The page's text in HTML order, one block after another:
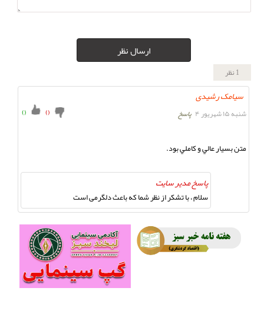
ارسال نظر
1 نظر
سیامک رشیدی
شنبه ۱۵ شهریور ۴ پاسخ (
) (
)
متن بسيار عالي و کاملي بود.
پاسخ مدیر سایت
سلام ، با تشکر از نظر شما که باعث دلگرمی است